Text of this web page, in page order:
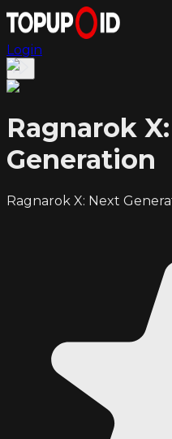
Login
Ragnarok
Generation
Ragnarok X: Next